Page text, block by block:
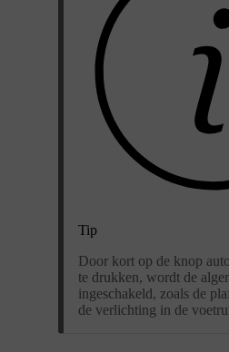
Tip
Door kort op de knop
te drukken, wordt de
ingeschakeld, zoals de
de verlichting in de